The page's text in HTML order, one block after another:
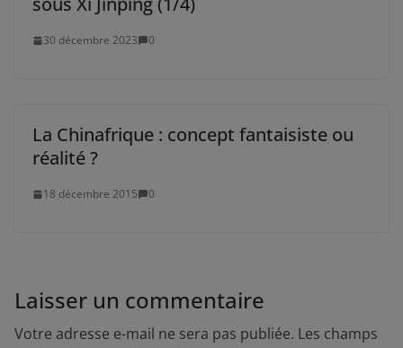
30 décembre 2023 0
La Chinafrique : concept fantaisiste ou
réalité ?
18 décembre 2015 0
Laisser un commentaire
Votre adresse e-mail ne sera pas publiée. Les champs